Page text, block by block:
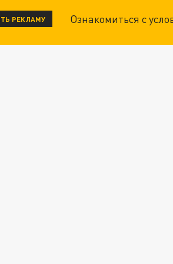
РЕКЛАМУ Ознакомиться с